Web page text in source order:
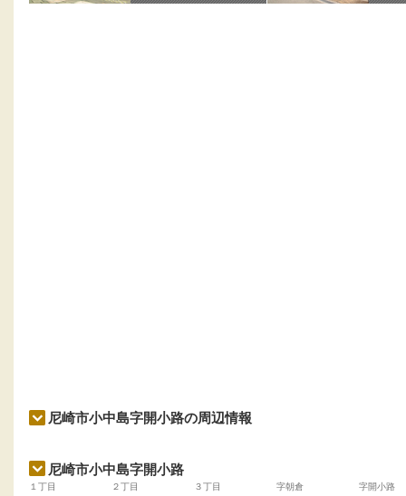
尼崎市小中島字開小路の周辺情報
尼崎市小中島字開小路
１丁目 ２丁目 ３丁目 字朝倉
字開小路